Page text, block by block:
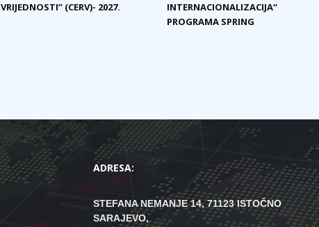
VRIJEDNOSTI” (CERV)- 2027.
INTERNACIONALIZACIJA“
PROGRAMA SPRING
ADRESA:
STEFANA NEMANJE 14, 71123 ISTOČNO
SARAJEVO,